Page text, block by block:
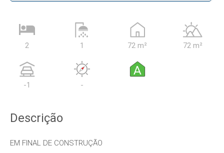
2 1 72 m² 72 m²
-1 -
A
Descrição
EM FINAL DE CONSTRUÇÃO